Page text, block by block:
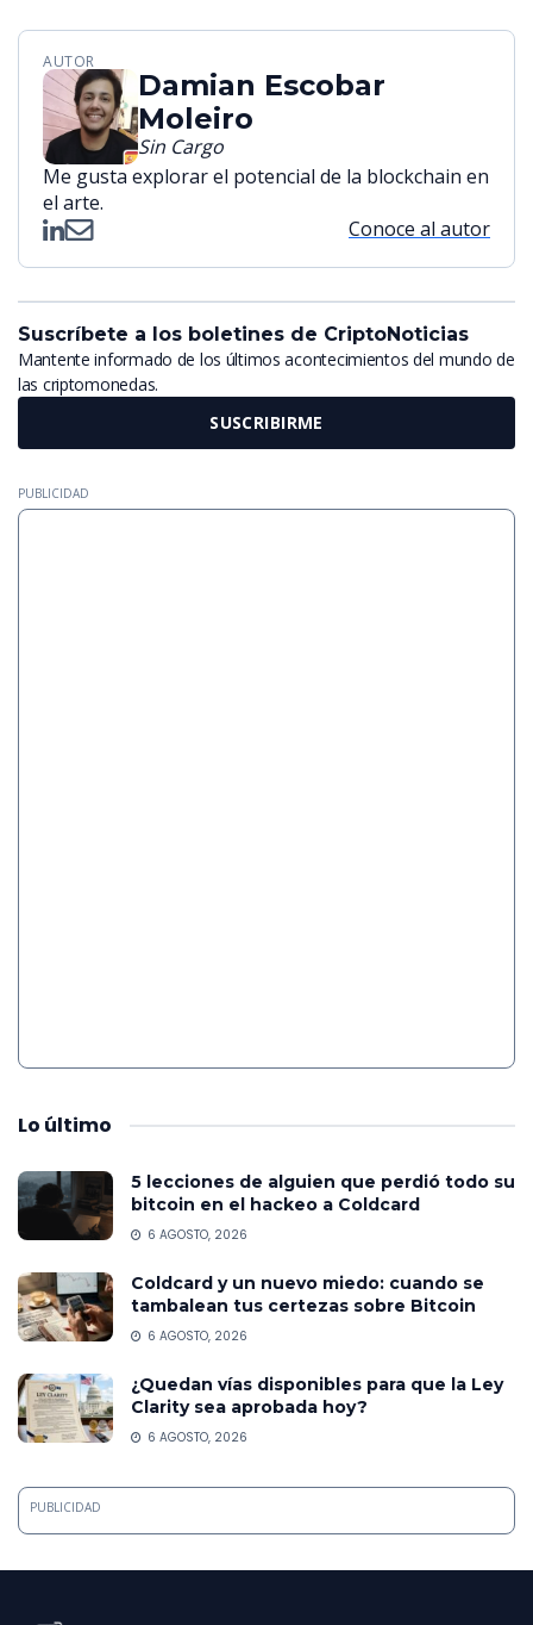
AUTOR
Damian Escobar
Moleiro
Sin Cargo
Me gusta explorar el potencial de la blockchain en
el arte.
Conoce al autor
Suscríbete a los boletines de CriptoNoticias
Mantente informado de los últimos acontecimientos del mundo de
las criptomonedas.
SUSCRIBIRME
PUBLICIDAD
Lo último
5 lecciones de alguien que perdió todo su
bitcoin en el hackeo a Coldcard
6 AGOSTO, 2026
Coldcard y un nuevo miedo: cuando se
tambalean tus certezas sobre Bitcoin
6 AGOSTO, 2026
¿Quedan vías disponibles para que la Ley
Clarity sea aprobada hoy?
6 AGOSTO, 2026
PUBLICIDAD